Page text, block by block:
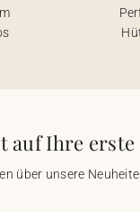
auf Ihre
über unsere